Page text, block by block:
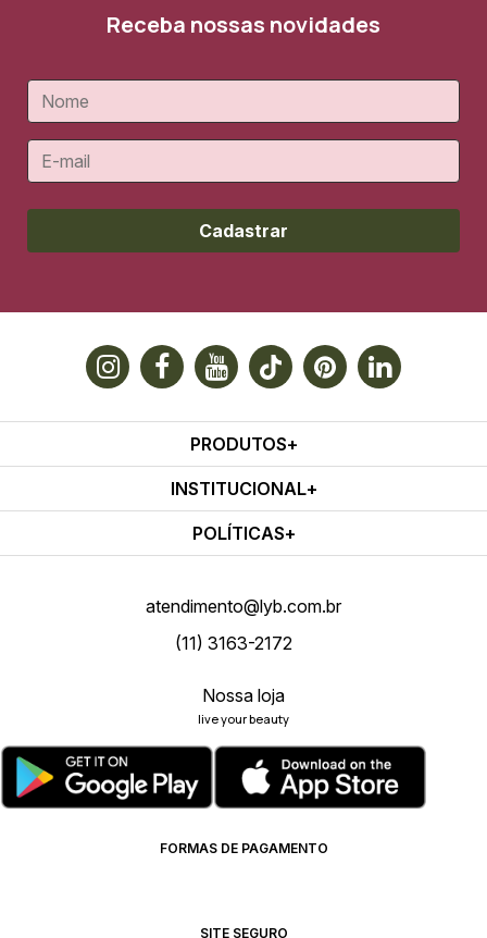
Receba nossas novidades
Cadastrar
PRODUTOS
INSTITUCIONAL
POLÍTICAS
atendimento@lyb.com.br
(11) 3163-2172
Nossa loja
live your beauty
FORMAS DE PAGAMENTO
SITE SEGURO